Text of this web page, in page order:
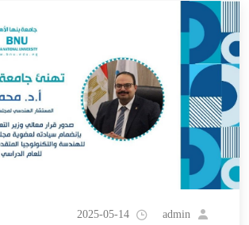
admin
2025-05-14